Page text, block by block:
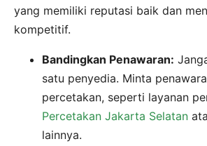
yang memiliki reputasi baik dan
kompetitif.
Bandingkan Penawaran:
satu penyedia. Minta
percetakan, seperti layanan
Percetakan Jakarta Selatan
lainnya.